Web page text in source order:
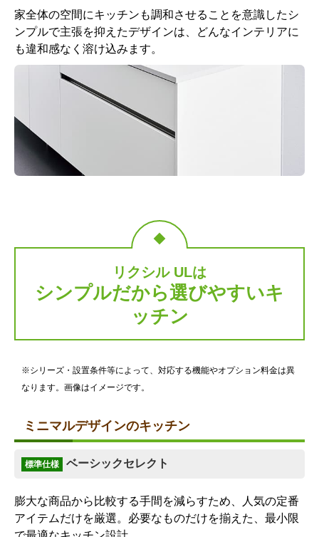
家全体の空間にキッチンも調和させることを意識したシ
ンプルで主張を抑えたデザインは、どんなインテリアに
も違和感なく溶け込みます。
リクシル ULは
シンプルだから選びやすいキ
ッチン
※シリーズ・設置条件等によって、対応する機能やオプション料金は異
なります。画像はイメージです。
ミニマルデザインのキッチン
標準仕様 ベーシックセレクト
膨大な商品から比較する手間を減らすため、人気の定番
アイテムだけを厳選。必要なものだけを揃えた、最小限